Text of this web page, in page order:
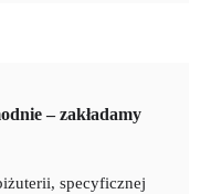
– zakładamy
specyficznej